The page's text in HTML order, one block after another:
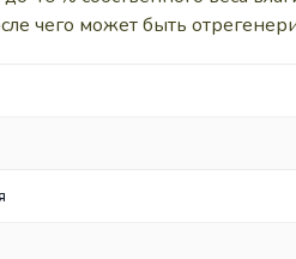
чего может быть